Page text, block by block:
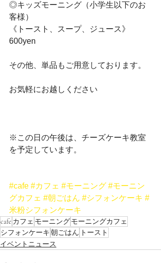
◎キッズモーニング（小学生以下のお
客様）
《トースト、スープ、ジュース》
600yen
その他、単品もご用意しております。
お気軽にお越しください
※この日の午後は、チーズケーキ教室
を予定しています。
#cafe #カフェ #モーニング #モーニン
グカフェ #朝ごはん #シフォンケーキ #
米粉シフォンケーキ
cafe カフェ モーニングモーニングカフェ
シフォンケーキ朝ごはん トースト
イベントニュース